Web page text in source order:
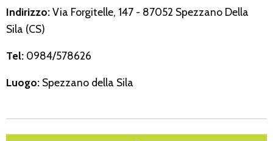
Indirizzo:Via Forgitelle, 147 - 87052 Spezzano Della
Sila (CS)
Tel: 0984/578626
Luogo: Spezzano della Sila